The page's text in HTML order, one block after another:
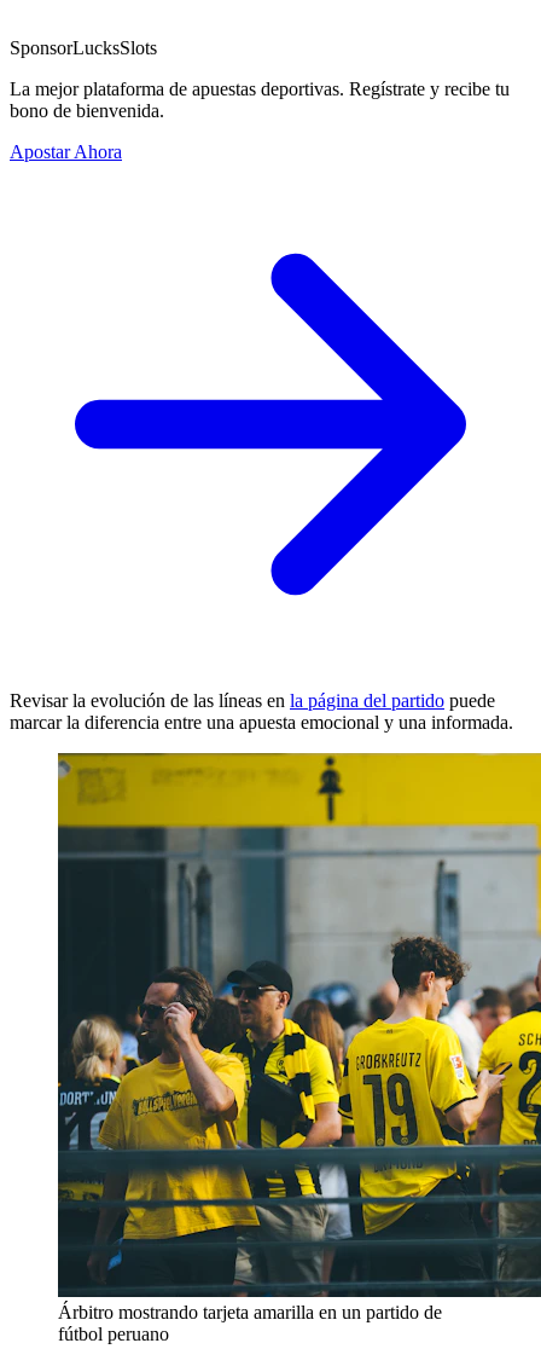
SponsorLucksSlots
La mejor plataforma de apuestas deportivas. Regístrate y recibe tu
bono de bienvenida.
Apostar Ahora
Revisar la evolución de las líneas en la página del partido puede
marcar la diferencia entre una apuesta emocional y una informada.
Árbitro mostrando tarjeta amarilla en un partido de
fútbol peruano